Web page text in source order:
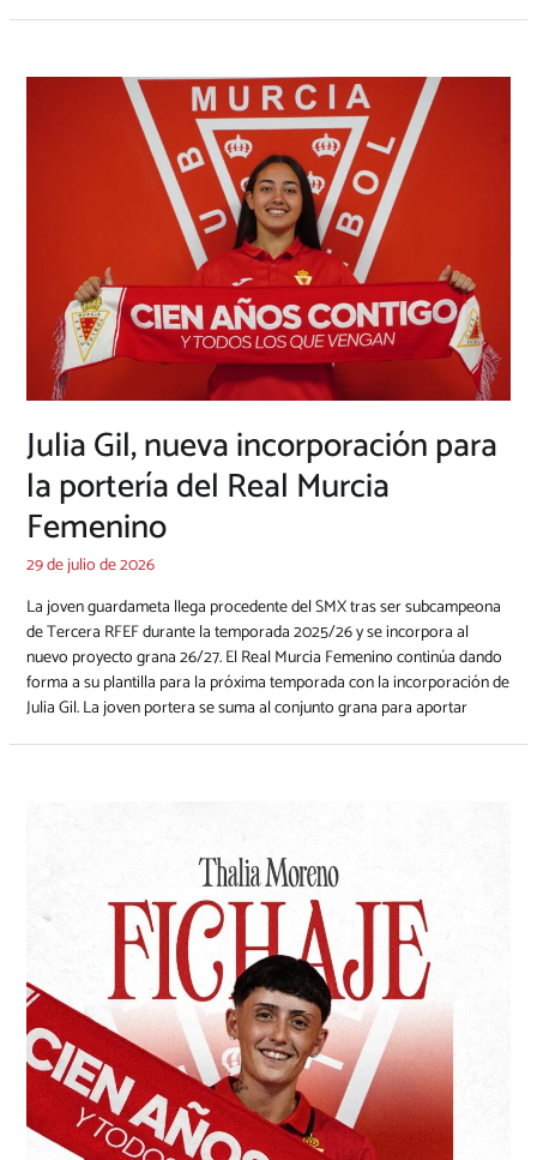
Julia Gil, nueva incorporación para
la portería del Real Murcia
Femenino
29 de julio de 2026
La joven guardameta llega procedente del SMX tras ser subcampeona
de Tercera RFEF durante la temporada 2025/26 y se incorpora al
nuevo proyecto grana 26/27. El Real Murcia Femenino continúa dando
forma a su plantilla para la próxima temporada con la incorporación de
Julia Gil. La joven portera se suma al conjunto grana para aportar